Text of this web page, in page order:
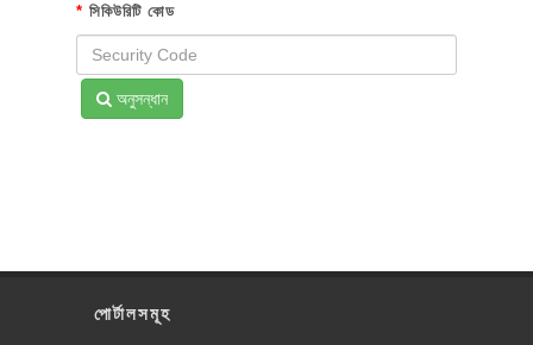
* সিকিউরিটি কোড
অনুসন্ধান
পোর্টালসমূহ